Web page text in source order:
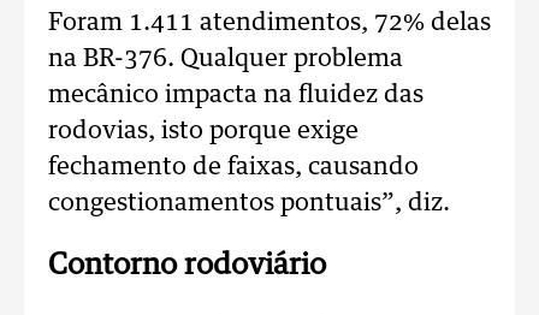
Foram 1.411 atendimentos, 72% delas
na BR-376. Qualquer problema
mecânico impacta na fluidez das
rodovias, isto porque exige
fechamento de faixas, causando
congestionamentos pontuais”, diz.
Contorno rodoviário